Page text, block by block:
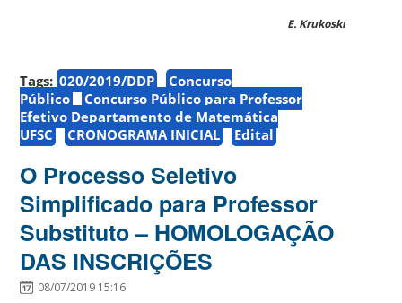
E. Krukoski
Tags: 020/2019/DDP
Concurso
Público
Concurso Público para Professor
Efetivo Departamento de Matemática
UFSC
CRONOGRAMA INICIAL Edital
O Processo Seletivo
Simplificado para Professor
Substituto – HOMOLOGAÇÃO
DAS INSCRIÇÕES
08/07/2019 15:16